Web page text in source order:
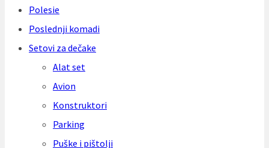
Polesie
Poslednji komadi
Setovi za dečake
Alat set
Avion
Konstruktori
Parking
Puške i pištolji